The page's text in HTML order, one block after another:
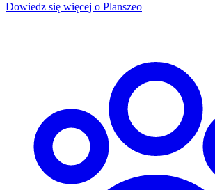
Dowiedz się więcej o Planszeo